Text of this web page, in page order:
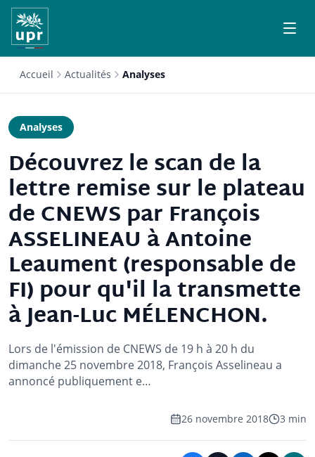
Accueil Actualités Analyses
Analyses
Découvrez le scan de la
lettre remise sur le plateau
de CNEWS par François
ASSELINEAU à Antoine
Leaument (responsable de
FI) pour qu'il la transmette
à Jean-Luc MÉLENCHON.
Lors de l'émission de CNEWS de 19 h à 20 h du
dimanche 25 novembre 2018, François Asselineau a
annoncé publiquement e…
26 novembre 2018 3 min